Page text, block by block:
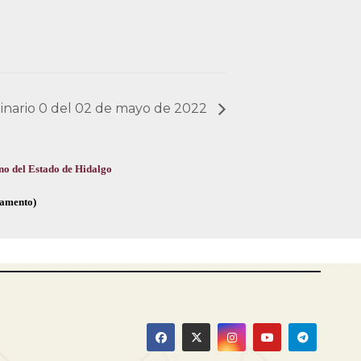
0 del 02 de mayo de 2022
del Estado de Hidalgo